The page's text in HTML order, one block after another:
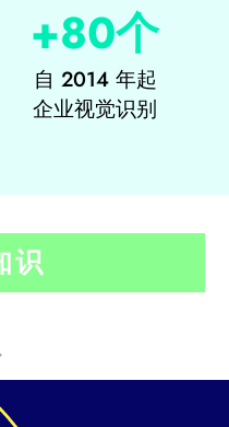
+80个
自 2014 年起
企业视觉识别
识